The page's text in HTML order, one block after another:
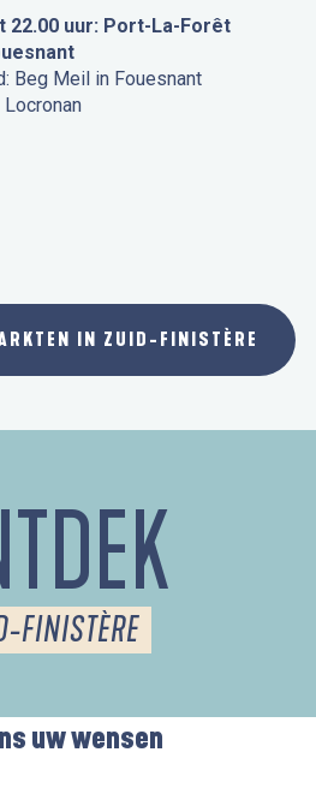
22.00 uur: Port-La-Forêt
Beg Meil in Fouesnant
Locronan
IN ZUID-FINISTÈRE
FINISTÈRE
uw wensen